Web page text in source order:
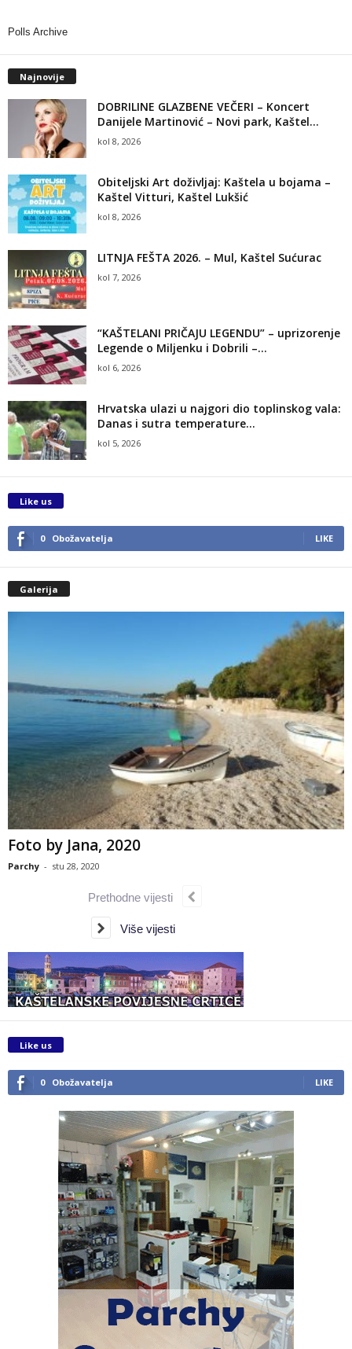
Polls Archive
Najnovije
DOBRILINE GLAZBENE VEČERI – Koncert
Danijele Martinović – Novi park, Kaštel...
kol 8, 2026
Obiteljski Art doživljaj: Kaštela u bojama –
Kaštel Vitturi, Kaštel Lukšić
kol 8, 2026
LITNJA FEŠTA 2026. – Mul, Kaštel Sućurac
kol 7, 2026
“KAŠTELANI PRIČAJU LEGENDU” – uprizorenje
Legende o Miljenku i Dobrili –...
kol 6, 2026
Hrvatska ulazi u najgori dio toplinskog vala:
Danas i sutra temperature...
kol 5, 2026
Like us
0 Obožavatelja LIKE
Galerija
Foto by Jana, 2020
Parchy - stu 28, 2020
Prethodne vijesti
Više vijesti
Like us
0 Obožavatelja LIKE